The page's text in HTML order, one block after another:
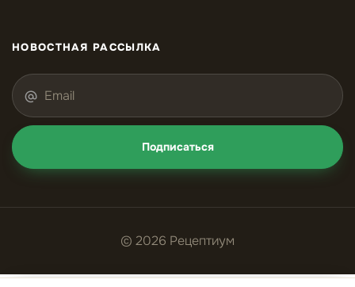
НОВОСТНАЯ РАССЫЛКА
Подписаться
© 2026 Рецептиум